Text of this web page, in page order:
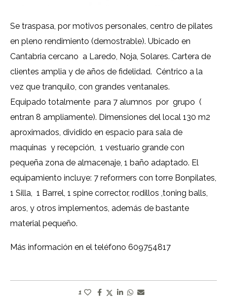
Se traspasa, por motivos personales, centro de pilates
en pleno rendimiento (demostrable). Ubicado en
Cantabria cercano a Laredo, Noja, Solares. Cartera de
clientes amplia y de años de fidelidad. Céntrico a la
vez que tranquilo, con grandes ventanales.
Equipado totalmente para 7 alumnos por grupo (
entran 8 ampliamente). Dimensiones del local 130 m2
aproximados, dividido en espacio para sala de
maquinas y recepción, 1 vestuario grande con
pequeña zona de almacenaje, 1 baño adaptado. El
equipamiento incluye: 7 reformers con torre Bonpilates,
1 Silla, 1 Barrel, 1 spine corrector, rodillos ,toning balls,
aros, y otros implementos, además de bastante
material pequeño.
Más información en el teléfono 609754817
1